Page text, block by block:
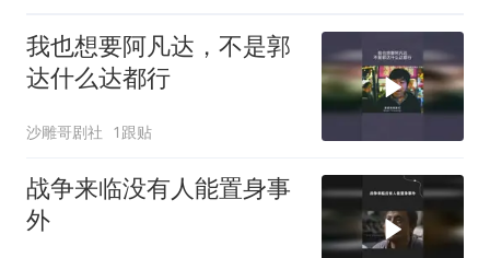
我也想要阿凡达，不是郭
达什么达都行
沙雕哥剧社 1跟贴
战争来临没有人能置身事
外